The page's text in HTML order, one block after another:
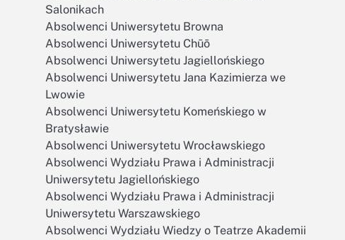
Salonikach
Absolwenci Uniwersytetu Browna
Absolwenci Uniwersytetu Chūō
Absolwenci Uniwersytetu Jagiellońskiego
Absolwenci Uniwersytetu Jana Kazimierza we
Lwowie
Absolwenci Uniwersytetu Komeńskiego w
Bratysławie
Absolwenci Uniwersytetu Wrocławskiego
Absolwenci Wydziału Prawa i Administracji
Uniwersytetu Jagiellońskiego
Absolwenci Wydziału Prawa i Administracji
Uniwersytetu Warszawskiego
Absolwenci Wydziału Wiedzy o Teatrze Akademii